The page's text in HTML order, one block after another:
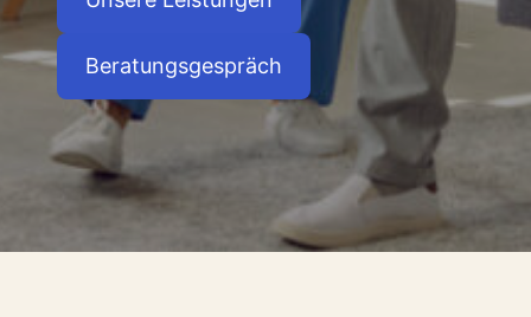
Beratungsgespräch